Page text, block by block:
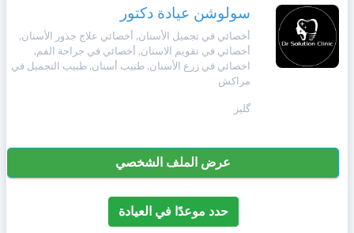
سولوشن عيادة دكتور
أخصائي في تجميل الأسنان, أخصائي علاج جذور الأسنان,
أخصائي في تقويم الاسنان, أخصائي في جراحة الفم,
اخصائي في زرع الأسنان, طبيب أسنان, طبيب التجميل في
مراكش
گليز
عرض الملف الشخصي
حدد موعدًا في العيادة